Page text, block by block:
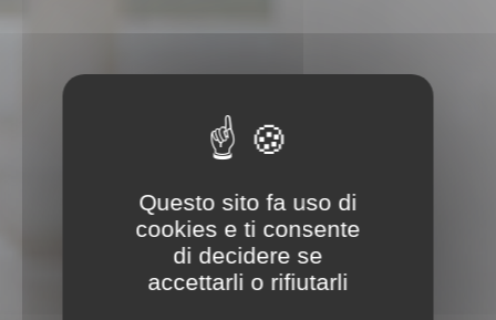
Questo sito fa uso di
cookies e ti consente
di decidere se
accettarli o rifiutarli